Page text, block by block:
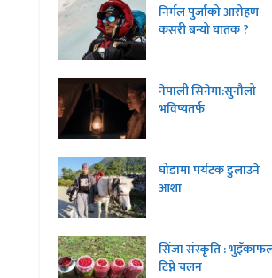
निर्मल पुर्जाको आरोहण
कसरी बन्यो घातक ?
नेपाली सिनेमा:सुनौलो
भविष्यतर्फ
घोडामा पर्यटक डुलाउने
आशा
सिंजा संस्कृति :
टिप्ने चलन